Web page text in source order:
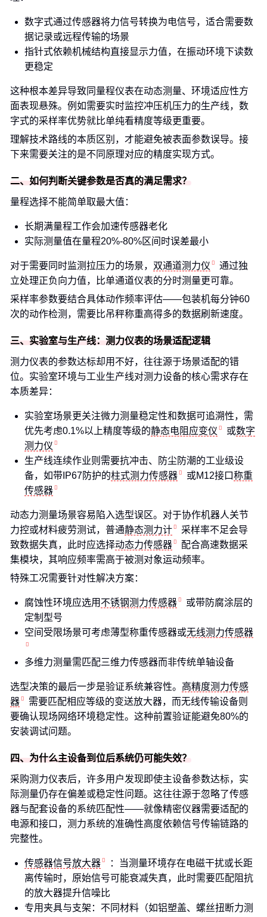
数字式通过传感器将力信号转换为电信号，适合需要数
据记录或远程传输的场景
指针式依赖机械结构直接显示力值，在振动环境下读数
更稳定
这种根本差异导致同量程仪表在动态测量、环境适应性方
面表现悬殊。例如需要实时监控冲压机压力的生产线，数
字式的采样率优势就比单纯看精度等级更重要。
理解技术路线的本质区别，才能避免被表面参数误导。接
下来需要关注的是不同原理对应的精度实现方式。
二、如何判断关键参数是否真的满足需求？
量程选择不能简单取最大值：
长期满量程工作会加速传感器老化
实际测量值在量程20%-80%区间时误差最小
对于需要同时监测拉压力的场景， 双通道测力仪
通过独
立处理正负向力值，比单通道仪表的分时测量更可靠。
采样率参数要结合具体动作频率评估——包装机每分钟60
次的动作检测，需要比吊秤称重高得多的数据刷新速度。
三、实验室与生产线：测力仪表的场景适配逻辑
测力仪表的参数达标却用不好，往往源于场景适配的错
位。实验室环境与工业生产线对测力设备的核心需求存在
本质差异：
实验室场景更关注微力测量稳定性和数据可追溯性，需
优先考虑0.1%以上精度等级的静态电阻应变仪 或数字
测力仪
生产线连续作业则需要抗冲击、防尘防潮的工业级设
备，如带IP67防护的柱式测力传感器 或M12接口称重
传感器
动态力测量场景容易陷入选型误区。对于协作机器人关节
力控或材料疲劳测试，普通静态测力计
采样率不足会导
致数据失真，此时应选择动态力传感器
配合高速数据采
集模块，其响应频率需高于被测对象运动频率。
特殊工况需要针对性解决方案：
腐蚀性环境应选用 不锈钢测力传感器
或带防腐涂层的
定制型号
空间受限场景可考虑薄型称重传感器或无线测力传感器
多维力测量需匹配三维力传感器而非传统单轴设备
选型决策的最后一步是验证系统兼容性。 高精度测力传感
器
需要匹配相应等级的变送放大器，而无线传输设备则
要确认现场网络环境稳定性。这种前置验证能避免80%的
安装调试问题。
四、为什么主设备到位后系统仍可能失效？
采购测力仪表后，许多用户发现即使主设备参数达标，实
际测量仍存在偏差或稳定性问题。这往往源于忽略了传感
器与配套设备的系统匹配性——就像精密仪器需要适配的
电源和接口，测力系统的准确性高度依赖信号传输链路的
完整性。
传感器信号放大器
：当测量环境存在电磁干扰或长距
离传输时，原始信号可能衰减失真，此时需要匹配阻抗
的放大器提升信噪比
专用夹具与支架：不同材料（如铝塑盖、螺丝扭断力测